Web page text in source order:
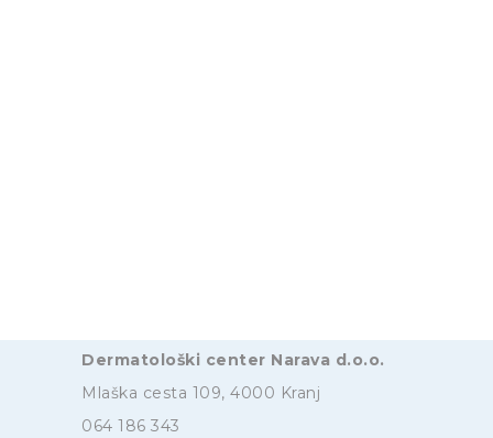
Dermatološki center Narava d.o.o.
Mlaška cesta 109, 4000 Kranj
064 186 343